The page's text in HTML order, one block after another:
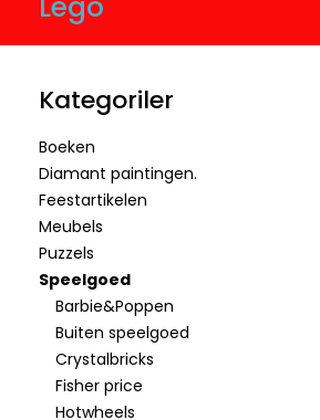
Kategoriler
Boeken
Diamant paintingen.
Feestartikelen
Meubels
Puzzels
Speelgoed
Barbie&Poppen
Buiten speelgoed
Crystalbricks
Fisher price
Hotwheels